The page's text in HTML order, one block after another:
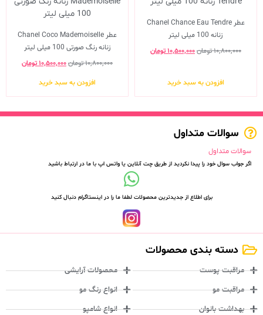
عطر Chanel Chance Eau Tendre
زنانه 100 میلی لیتر
۱۰,۸۰۰,۰۰۰تومان۱۰,۵۰۰,۰۰۰ تومان
افزودن به سبد خرید
عطر Chanel Coco Mademoiselle
زنانه رنگ صورتی 100 میلی لیتر
۱۰,۸۰۰,۰۰۰تومان۱۰,۵۰۰,۰۰۰ تومان
افزودن به سبد خرید
سوالات متداول
سوالات متداول
اگر جواب سوال خود را پیدا نکردید از طریق چت آنلاین یا واتس اپ با ما در ارتباط باشید
برای اطلاع از جدیدترین محصولات لطفا ما را در اینستاگرام دنبال کنید
دسته بندی محصولات
مراقبت پوست
مراقبت مو
بهداشت بانوان
محصولات آرایشی
انواع رنگ مو
انواع شامپو